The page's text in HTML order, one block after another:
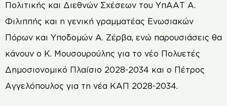
Πολιτικής και Διεθνών Σχέσεων του ΥπΑΑΤ Α.
Φιλιππής και η γενική γραμματέας Ενωσιακών
Πόρων και Υποδομών Α. Ζέρβα, ενώ παρουσιάσεις θα
κάνουν ο Κ. Μουσουρούλης για το νέο Πολυετές
Δημοσιονομικό Πλαίσιο 2028-2034 και ο Πέτρος
Αγγελόπουλος για τη νέα ΚΑΠ 2028-2034.